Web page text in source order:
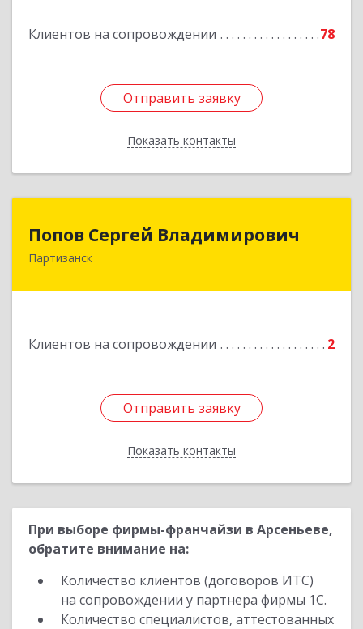
Клиентов на сопровождении 78
Отправить заявку
Показать контакты
Отправить заявку
Назад
Попов Сергей Владимирович
Партизанск
Клиентов на сопровождении 2
Отправить заявку
Показать контакты
Попов Сергей Владимирович
692922, Приморский край, г. Находка, ул.
Отправить заявку
Назад
При выборе фирмы-франчайзи в Арсеньеве,
обратите внимание на:
Количество клиентов (договоров ИТС)
на сопровождении у партнера фирмы 1С.
Количество специалистов, аттестованных